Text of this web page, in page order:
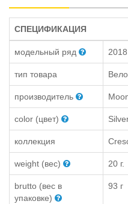
СПЕЦИФИКАЦИЯ
модельный ряд
тип товара
производитель
color (цвет)
коллекция
weight (вес) 20 г.
brutto (вес в
упаковке)
93 г